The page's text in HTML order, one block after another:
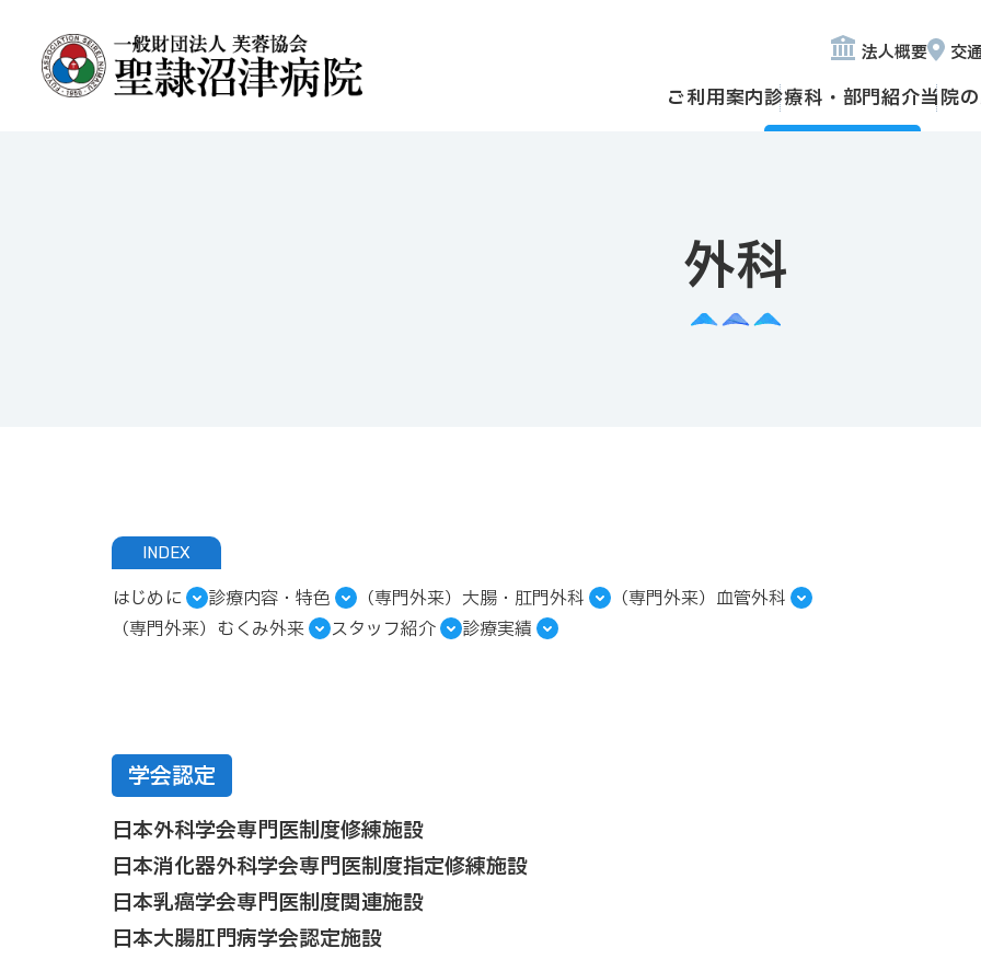
ご利用案内診療科・部門紹介当院
法人概要 交
外科
INDEX
はじめに 診療内容・特色 （専門外来）大腸・肛門外科
（専門外来）血管外科
（専門外来）むくみ外来
スタッフ紹介 診療実績
学会認定
日本外科学会専門医制度修練施設
日本消化器外科学会専門医制度指定修練施設
日本乳癌学会専門医制度関連施設
日本大腸肛門病学会認定施設